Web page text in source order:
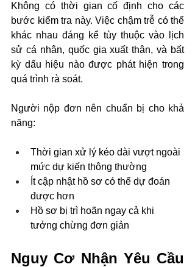
Không có thời gian cố định cho các
bước kiểm tra này. Việc chậm trễ có thể
khác nhau đáng kể tùy thuộc vào lịch
sử cá nhân, quốc gia xuất thân, và bất
kỳ dấu hiệu nào được phát hiện trong
quá trình rà soát.
Người nộp đơn nên chuẩn bị cho khả
năng:
Thời gian xử lý kéo dài vượt ngoài
mức dự kiến thông thường
Ít cập nhật hồ sơ có thể dự đoán
được hơn
Hồ sơ bị trì hoãn ngay cả khi
tưởng chừng đơn giản
Nguy Cơ Nhận Yêu Cầu